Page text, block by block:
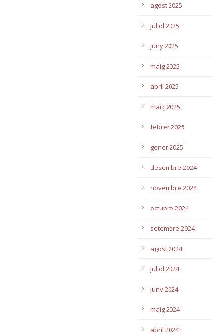
agost 2025
juliol 2025
juny 2025
maig 2025
abril 2025
març 2025
febrer 2025
gener 2025
desembre 2024
novembre 2024
octubre 2024
setembre 2024
agost 2024
juliol 2024
juny 2024
maig 2024
abril 2024